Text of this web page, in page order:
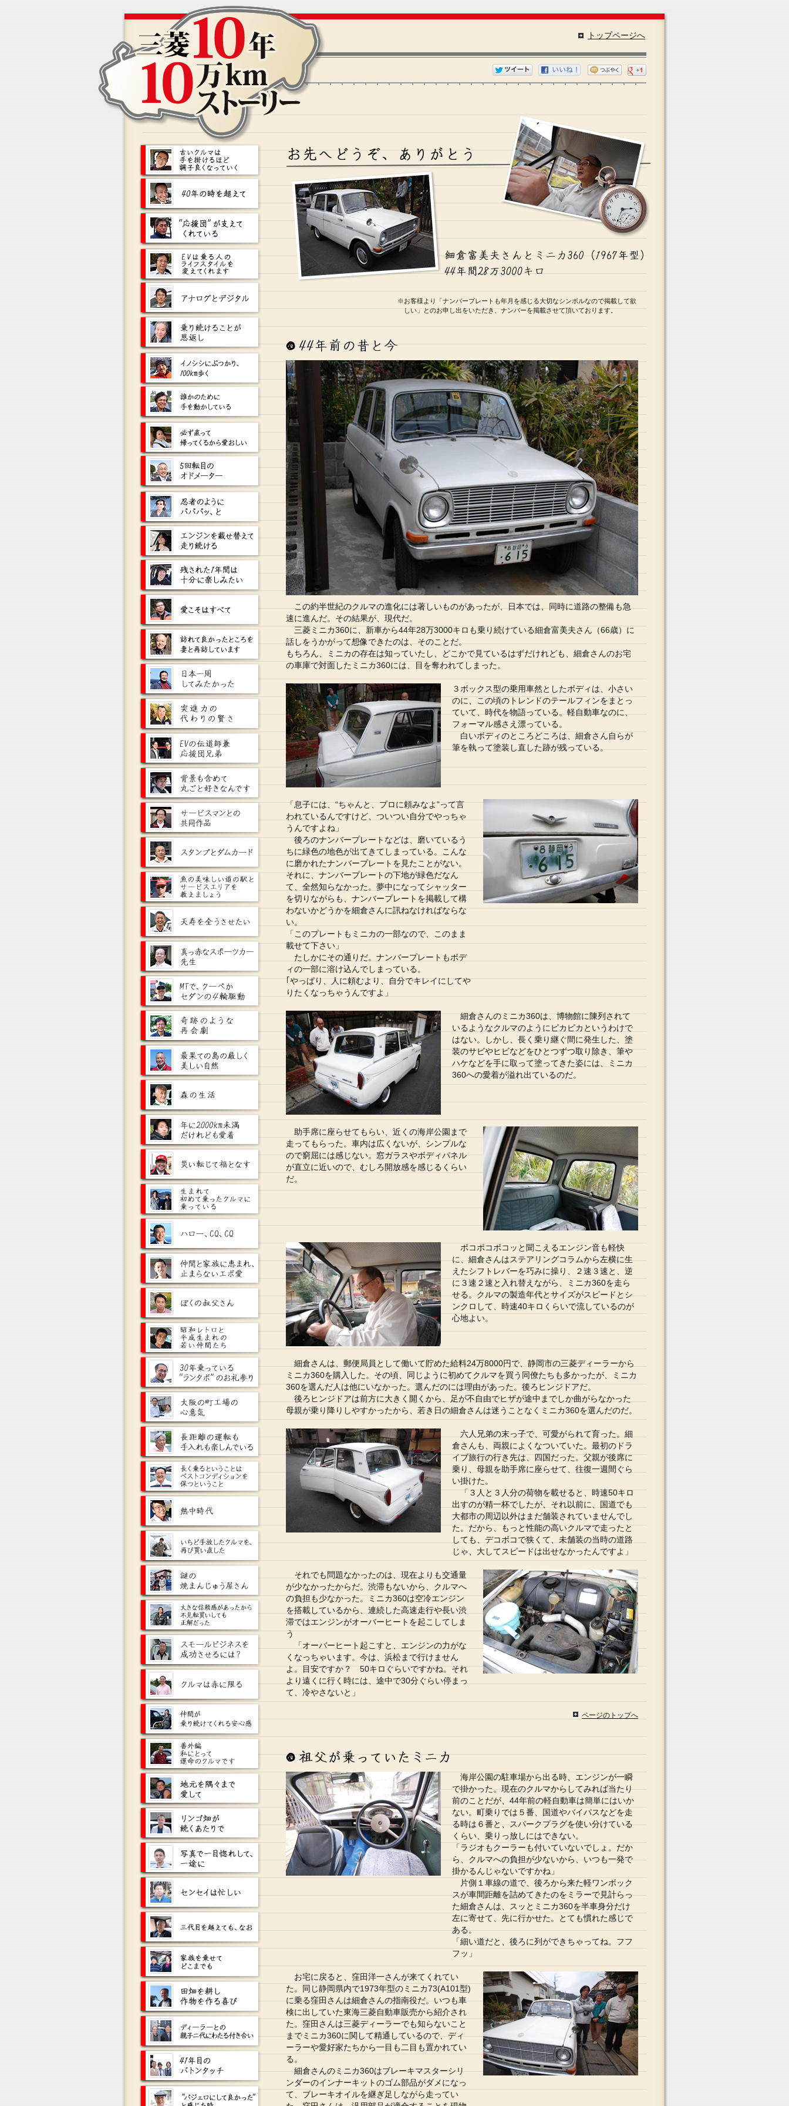
トップページへ
※お客様より「ナンバープレートも年月を感じる大切なシンボルなので掲載して欲
しい」とのお申し出をいただき、ナンバーを掲載させて頂いております。
この約半世紀のクルマの進化には著しいものがあったが、日本では、同時に道路の整備も急
速に進んだ。その結果が、現代だ。
三菱ミニカ360に、新車から44年28万3000キロも乗り続けている細倉富美夫さん（66歳）に
話しをうかがって想像できたのは、そのことだ。
もちろん、ミニカの存在は知っていたし、どこかで見ているはずだけれども、細倉さんのお宅
の車庫で対面したミニカ360には、目を奪われてしまった。
３ボックス型の乗用車然としたボディは、小さい
のに、この頃のトレンドのテールフィンをまとっ
ていて、時代を物語っている。軽自動車なのに、
フォーマル感さえ漂っている。
白いボディのところどころは、細倉さん自らが
筆を執って塗装し直した跡が残っている。
「息子には、“ちゃんと、プロに頼みなよ”って言
われているんですけど、ついつい自分でやっちゃ
うんですよね」
後ろのナンバープレートなどは、磨いているう
ちに緑色の地色が出てきてしまっている。こんな
に磨かれたナンバープレートを見たことがない。
それに、ナンバープレートの下地が緑色だなん
て、全然知らなかった。夢中になってシャッター
を切りながらも、ナンバープレートを掲載して構
わないかどうかを細倉さんに訊ねなければならな
い。
「このプレートもミニカの一部なので、このまま
載せて下さい」
たしかにその通りだ。ナンバープレートもボデ
ィの一部に溶け込んでしまっている。
｢やっぱり、人に頼むより、自分でキレイにしてや
りたくなっちゃうんですよ」
細倉さんのミニカ360は、博物館に陳列されて
いるようなクルマのようにピカピカというわけで
はない。しかし、長く乗り継ぐ間に発生した、塗
装のサビやヒビなどをひとつずつ取り除き、筆や
ハケなどを手に取って塗ってきた姿には、ミニカ
360への愛着が溢れ出ているのだ。
助手席に座らせてもらい、近くの海岸公園まで
走ってもらった。車内は広くないが、シンプルな
ので窮屈には感じない。窓ガラスやボディパネル
が直立に近いので、むしろ開放感を感じるくらい
だ。
ポコポコポコッと聞こえるエンジン音も軽快
に、細倉さんはステアリングコラムから左横に生
えたシフトレバーを巧みに操り、２速３速と、逆
に３速２速と入れ替えながら、ミニカ360を走ら
せる。クルマの製造年代とサイズがスピードとシ
ンクロして、時速40キロくらいで流しているのが
心地よい。
細倉さんは、郵便局員として働いて貯めた給料24万8000円で、静岡市の三菱ディーラーから
ミニカ360を購入した。その頃、同じように初めてクルマを買う同僚たちも多かったが、ミニカ
360を選んだ人は他にいなかった。選んだのには理由があった。後ろヒンジドアだ。
後ろヒンジドアは前方に大きく開くから、足が不自由でヒザが途中までしか曲がらなかった
母親が乗り降りしやすかったから、若き日の細倉さんは迷うことなくミニカ360を選んだのだ。
六人兄弟の末っ子で、可愛がられて育った。細
倉さんも、両親によくなついていた。最初のドラ
イブ旅行の行き先は、四国だった。父親が後席に
乗り、母親を助手席に座らせて、往復一週間ぐら
い掛けた。
「３人と３人分の荷物を載せると、時速50キロ
出すのが精一杯でしたが、それ以前に、国道でも
大都市の周辺以外はまだ舗装されていませんでし
た。だから、もっと性能の高いクルマで走ったと
しても、デコボコで狭くて、未舗装の当時の道路
じゃ、大してスピードは出せなかったんですよ」
それでも問題なかったのは、現在よりも交通量
が少なかったからだ。渋滞もないから、クルマへ
の負担も少なかった。ミニカ360は空冷エンジン
を搭載しているから、連続した高速走行や長い渋
滞ではエンジンがオーバーヒートを起こしてしま
う
「オーバーヒート起こすと、エンジンの力がな
くなっちゃいます。今は、浜松まで行けません
よ。目安ですか？ 50キロぐらいですかね。それ
より遠くに行く時には、途中で30分ぐらい停まっ
て、冷やさないと」
ページのトップへ
海岸公園の駐車場から出る時、エンジンが一瞬
で掛かった。現在のクルマからしてみれば当たり
前のことだが、44年前の軽自動車は簡単にはいか
ない。町乗りでは５番、国道やバイパスなどを走
る時は６番と、スパークプラグを使い分けている
くらい、乗りっ放しにはできない。
「ラジオもクーラーも付いていないでしょ。だか
ら、クルマへの負担が少ないから、いつも一発で
掛かるんじゃないですかね」
片側１車線の道で、後ろから来た軽ワンボック
スが車間距離を詰めてきたのをミラーで見計らっ
た細倉さんは、スッとミニカ360を半車身分だけ
左に寄せて、先に行かせた。とても慣れた感じで
ある。
「細い道だと、後ろに列ができちゃってね。フフ
フッ」
お宅に戻ると、窪田洋一さんが来てくれてい
た。同じ静岡県内で1973年型のミニカ73(A101型)
に乗る窪田さんは細倉さんの指南役だ。いつも車
検に出していた東海三菱自動車販売から紹介され
た。窪田さんは三菱ディーラーでも知らないこと
までミニカ360に関して精通しているので、ディ
ーラーや愛好家たちから一目も二目も置かれてい
る。
細倉さんのミニカ360はブレーキマスターシリ
ンダーのインナーキットのゴム部品がダメになっ
て、ブレーキオイルを継ぎ足しながら走ってい